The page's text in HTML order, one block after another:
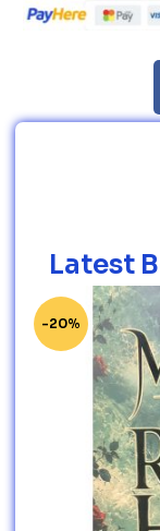
Latest
-20%